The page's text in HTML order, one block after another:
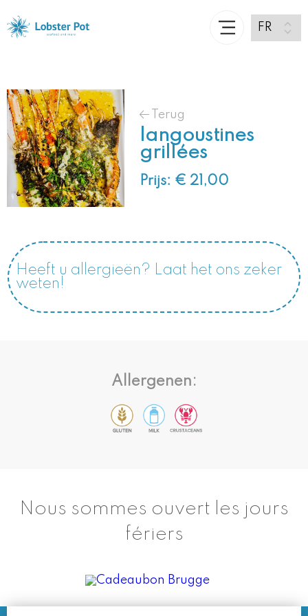
Terug
langoustines
grillées
Prijs: € 21,00
Heeft u allergieën? Laat het ons zeker
weten!
Allergenen:
Nous sommes ouvert les jours
fériers